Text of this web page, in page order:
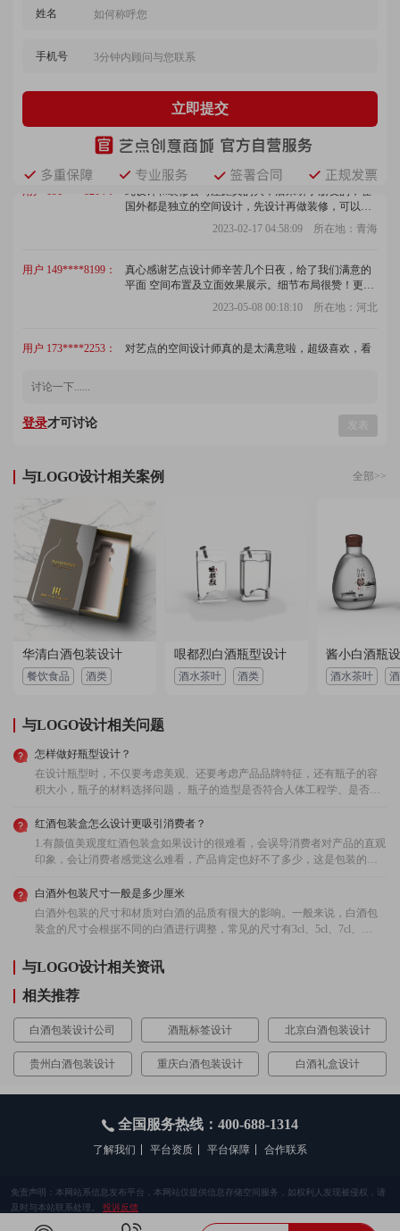
姓名
手机号
立即提交
力！
门店空间面积比较小，就很担心装完会比较压抑，设
计老师给了效果图看的时候感觉还不错，还是比较担
2022-05-13 01:40:59 所在地：西藏
用户 151****8204：
纯设计和装修公司差距真的大，后来听了朋友的，在
国外都是独立的空间设计，先设计再做装修，可以省
去很多钱，选择了单纯的设计服务，还能够加入更多
的自己的想法，有种专业设计师设计咖啡店，真的很
平面 空间布置及立面效果展示。细节布局很赞！更重
要的 是，后期施工工程中，如果还有下次装修机会，
还是会选择你们的 。
起来很大气，舒服，想象到自己小店以后营业的样子
用户 173****1152：
空间设计师很负责任，注重细节，态度严谨认真，客
用户 138****2869：
力！
2022-11-11 07:53:19 所在地：江苏
用户 132****2759：
门店空间面积比较小，就很担心装完会比较压抑，设
计老师给了效果图看的时候感觉还不错，还是比较担
心的，装完没想到效果这么好，看起很宽敞。
2022-05-13 01:40:59 所在地：西藏
用户 151****8204：
纯设计和装修公司差距真的大，后来听了朋友的，在
国外都是独立的空间设计，先设计再做装修，可以省
去很多钱，选择了单纯的设计服务，还能够加入更多
棒。
用户 149****8199：
真心感谢艺点设计师辛苦几个日夜，给了我们满意的
平面 空间布置及立面效果展示。细节布局很赞！更重
还是会选择你们的 。
2023-05-08 00:18:10 所在地：河北
登录才可讨论
与LOGO设计相关案例 全部>>
华清白酒包装设计
餐饮食品 酒类
哏都烈白酒瓶型设计
酒水茶叶 酒类
酱小白酒瓶
酒水茶叶
与LOGO设计相关问题
怎样做好瓶型设计？
在设计瓶型时，不仅要考虑美观、还要考虑产品品牌特征，还有瓶子的容
积大小，瓶子的材料选择问题， 瓶子的造型是否符合人体工程学、是否易
红酒包装盒怎么设计更吸引消费者？
1.有颜值美观度红酒包装盒如果设计的很难看，会误导消费者对产品的直观
印象，会让消费者感觉这么难看，产品肯定也好不了多少，这是包装的大
计感，那么任凭你的红酒产品品质再好，也少有人买的，因为单单只看外
包装就让人丧失了购买的欲望。2.差异化的个性特征现如今的酒类产品之间
的竞争可谓是十分激烈，如果没有差异化的标识性特征是很难让更多的人
将产品推销出去。3.有品牌文化内涵什么是内涵，其实就是品牌自身的文化
深度和底蕴，每一个品牌背后都有自己独特的文化底蕴，并且葡萄酒在我
国也是拥有着悠久的历史，在设计的时候不妨将其本身的文化与葡萄酒中
国的文化考虑在内，从而提高产品的文化属性，让其看起来更加具有文化
内涵属性。4.要迎合时尚虽然当下人们的生活节奏比较快，但是时尚感这东
西一直都是引领着各个时期，我们在设计红酒礼盒包装的时候其实也应该
去抓住这个点，在设计中融入时尚元素，这样才能更好的迎合大众的消费
白酒外包装尺寸一般是多少厘米
白酒外包装的尺寸和材质对白酒的品质有很大的影响。一般来说，白酒包
装盒的尺寸会根据不同的白酒进行调整，常见的尺寸有3cl、5cl、7cl、
酒的标准量，10cl白酒包装盒一般用于分配较轻的酒类，而12cl和15cl盒主
要用于分配较重的酒类。此外，白酒包装盒的材质也非常重要，不同的材
质会影响白酒的储存和口感。因此，选择合适尺寸和材质的酒类包装盒非
与LOGO设计相关资讯
相关推荐
白酒包装设计公司 酒瓶标签设计 北京白酒包装设计
贵州白酒包装设计 重庆白酒包装设计 白酒礼盒设计
全国服务热线：400-688-1314
了解我们 平台资质 平台保障 合作联系
免责声明：本网站系信息发布平台，本网站仅提供信息存储空间服务，如权利人发现被侵权，请
及时与本站联系处理。 投诉反馈
2013-2023 vipyidian.com 艺点意创商城